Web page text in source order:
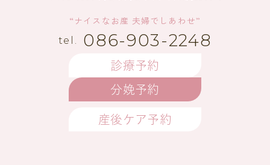
“ナイスなお産 夫婦でしあわせ”
086-903-2248
診療予約
分娩予約
産後ケア予約